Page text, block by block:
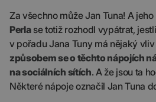
Za všechno může Jan Tuna! A
Perlase totiž rozhodl vypátrat,
v pořadu Jana Tuny má nějaký vliv
způsobem se o těchto nápojích
na sociálních sítích. A že jsou ta
Některé nápoje označil Jan Tuna